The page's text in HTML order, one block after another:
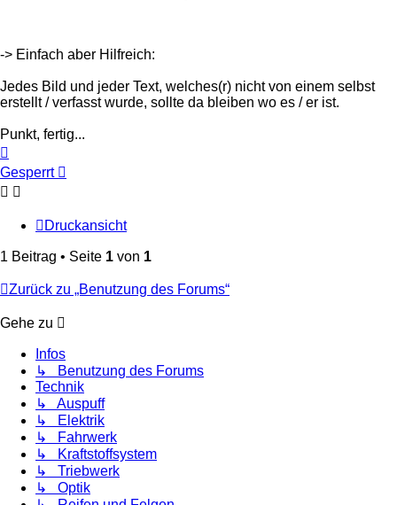
-> Einfach aber Hilfreich:
Jedes Bild und jeder Text, welches(r) nicht von einem selbst
erstellt / verfasst wurde, sollte da bleiben wo es / er ist.
Punkt, fertig...
oben
Gesperrt
Druckansicht
1 Beitrag • Seite 1 von 1
Zurück zu „Benutzung des Forums“
Gehe zu
Infos
↳ Benutzung des Forums
Technik
↳ Auspuff
↳ Elektrik
↳ Fahrwerk
↳ Kraftstoffsystem
↳ Triebwerk
↳ Optik